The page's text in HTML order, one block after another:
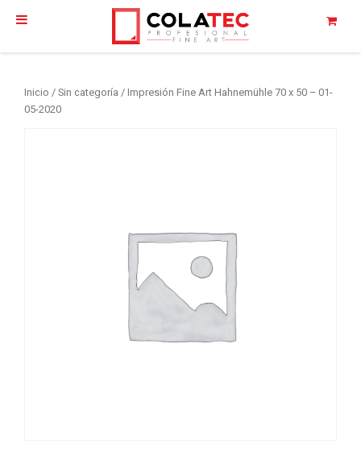
Inicio / Sin categoría / Impresión Fine Art Hahnemühle 70 x 50 – 01-
05-2020